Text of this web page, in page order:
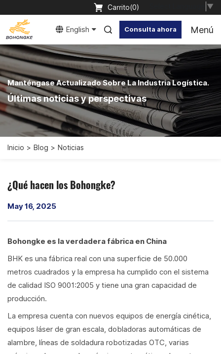
▼
Carrito(0)
Consulta ahora
English Menú
Manténgase Actualizado Sobre La Industria Logística.
Últimas noticias y perspectivas
Inicio Blog Noticias
¿Qué hacen los Bohongke?
May 16, 2025
Bohongke es la verdadera fábrica en China
BHK es una fábrica real con una superficie de 50.000
metros cuadrados y la empresa ha cumplido con el sistema
de calidad ISO 9001:2005 y tiene una gran capacidad de
producción.
La empresa cuenta con nuevos equipos de energía cinética,
equipos láser de gran escala, dobladoras automáticas de
alambre, líneas de soldadura robotizadas OTC, varias